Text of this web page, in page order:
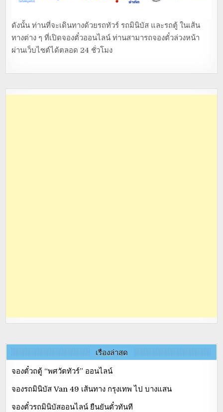
ดังนั้น ท่านที่จะเดินทางด้วยรถทัวร์ รถมินิบัส และรถตู้ ในเส้น
ทางต่าง ๆ ที่เปิดจองตั๋วออนไลน์ ท่านสามารถจองตั๋วล่วงหน้า
ผ่านเว็บไซต์ได้ตลอด 24 ชั่วโมง
เรื่องล่าสุด
จองตั๋วถตู้ “พศวัตทัวร์” ออนไลน์
จองรถมินิบัส Van 49 เส้นทาง กรุงเทพ ไป บางแสน
จองตั๋วรถมินิบัสออนไลน์ ยืนยันตั๋วทันที